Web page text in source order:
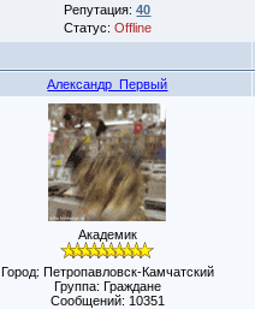
Репутация:40
Статус: Offline
Александр_Первый
Академик
Город: Петропавловск-Камчатский
Группа: Граждане
Сообщений: 10351